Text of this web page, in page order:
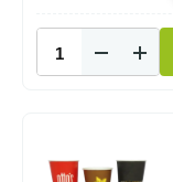
Afhaalschaal
2-